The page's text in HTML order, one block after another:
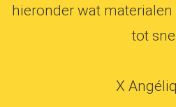
hieronder wat
tot
X